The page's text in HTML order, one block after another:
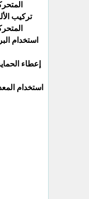
تركيب
استخدام
إعطاء
استخدام